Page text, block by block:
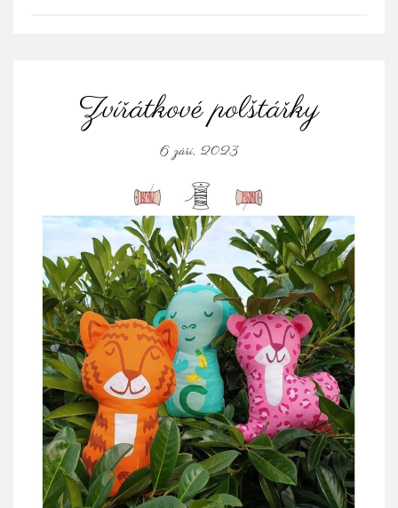
Zvířátkové polštářky
6 září, 2023